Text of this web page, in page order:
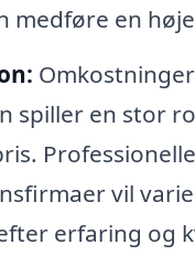
medføre en
spiller en stor
Professionelle
vil
erfaring og